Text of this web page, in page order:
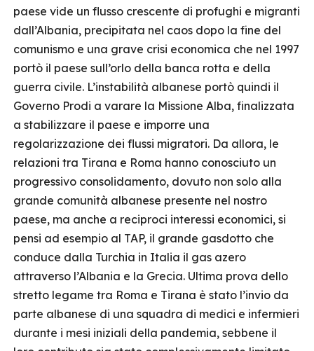
paese vide un flusso crescente di profughi e migranti
dall’Albania, precipitata nel caos dopo la fine del
comunismo e una grave crisi economica che nel 1997
portò il paese sull’orlo della banca rotta e della
guerra civile. L’instabilità albanese portò quindi il
Governo Prodi a varare la Missione Alba, finalizzata
a stabilizzare il paese e imporre una
regolarizzazione dei flussi migratori. Da allora, le
relazioni tra Tirana e Roma hanno conosciuto un
progressivo consolidamento, dovuto non solo alla
grande comunità albanese presente nel nostro
paese, ma anche a reciproci interessi economici, si
pensi ad esempio al TAP, il grande gasdotto che
conduce dalla Turchia in Italia il gas azero
attraverso l’Albania e la Grecia. Ultima prova dello
stretto legame tra Roma e Tirana è stato l’invio da
parte albanese di una squadra di medici e infermieri
durante i mesi iniziali della pandemia, sebbene il